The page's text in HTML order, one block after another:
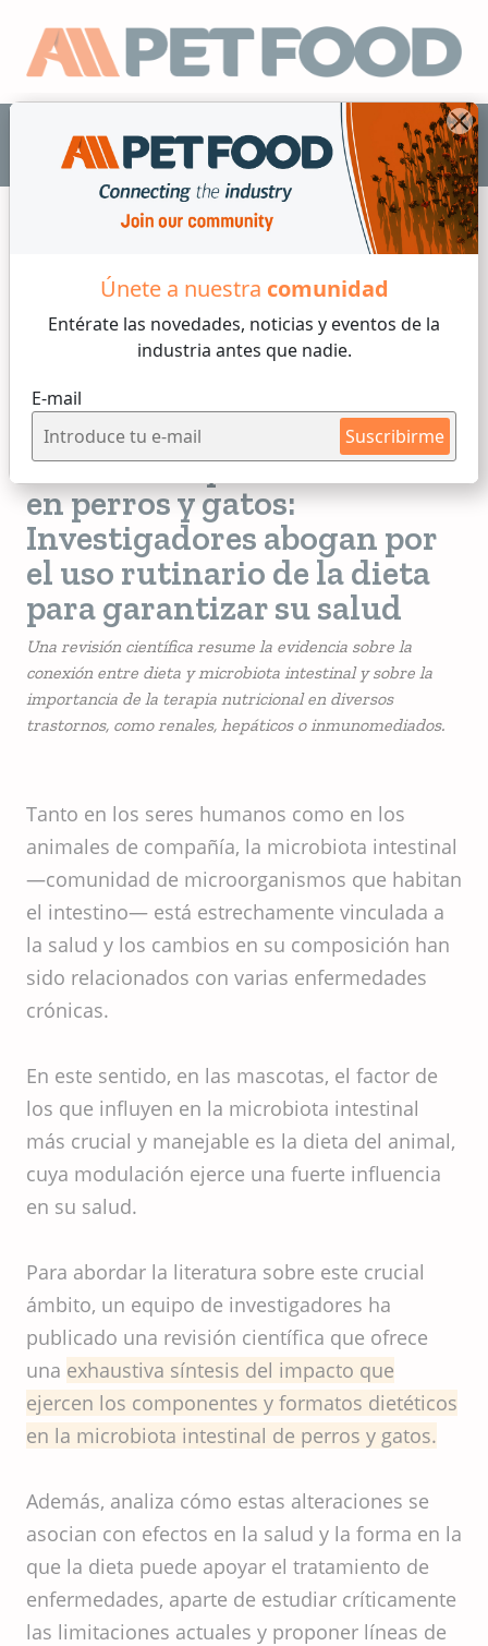
Únete a nuestra comunidad
Entérate las novedades, noticias y eventos de la
industria antes que nadie.
E-mail
Suscribirme
ES
Sanidad
Viernes, 03 de Julio, 2026
Microbiota y enfermedades
en perros y gatos:
Investigadores abogan por
el uso rutinario de la dieta
para garantizar su salud
Una revisión científica resume la evidencia sobre la
conexión entre dieta y microbiota intestinal y sobre la
importancia de la terapia nutricional en diversos
trastornos, como renales, hepáticos o inmunomediados.
Tanto en los seres humanos como en los
animales de compañía, la microbiota intestinal
—comunidad de microorganismos que habitan
el intestino— está estrechamente vinculada a
la salud y los cambios en su composición han
sido relacionados con varias enfermedades
crónicas.
En este sentido, en las mascotas, el factor de
los que influyen en la microbiota intestinal
más crucial y manejable es la dieta del animal,
cuya modulación ejerce una fuerte influencia
en su salud.
Para abordar la literatura sobre este crucial
ámbito, un equipo de investigadores ha
publicado una revisión científica que ofrece
una exhaustiva síntesis del impacto que
ejercen los componentes y formatos dietéticos
en la microbiota intestinal de perros y gatos.
Además, analiza cómo estas alteraciones se
asocian con efectos en la salud y la forma en la
que la dieta puede apoyar el tratamiento de
enfermedades, aparte de estudiar críticamente
las limitaciones actuales y proponer líneas de